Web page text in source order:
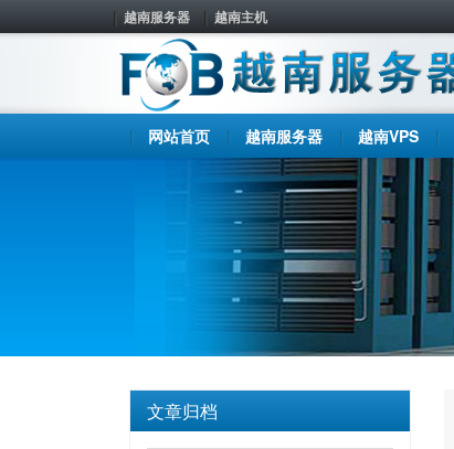
越南服务器 越南主机
网站首页 越南服务器 越南VPS
文章归档